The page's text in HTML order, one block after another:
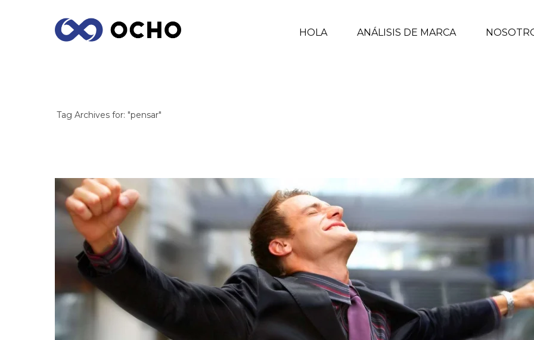
HOLA ANÁLISIS DE MARCA
Tag Archives for: "pensar"